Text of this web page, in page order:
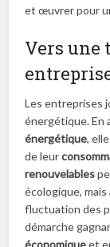
et œuvrer pour
Vers une
Les entreprises
énergétique. En
énergétique,
de leur
renouvelables
écologique,
fluctuation des
démarche
économiqueet